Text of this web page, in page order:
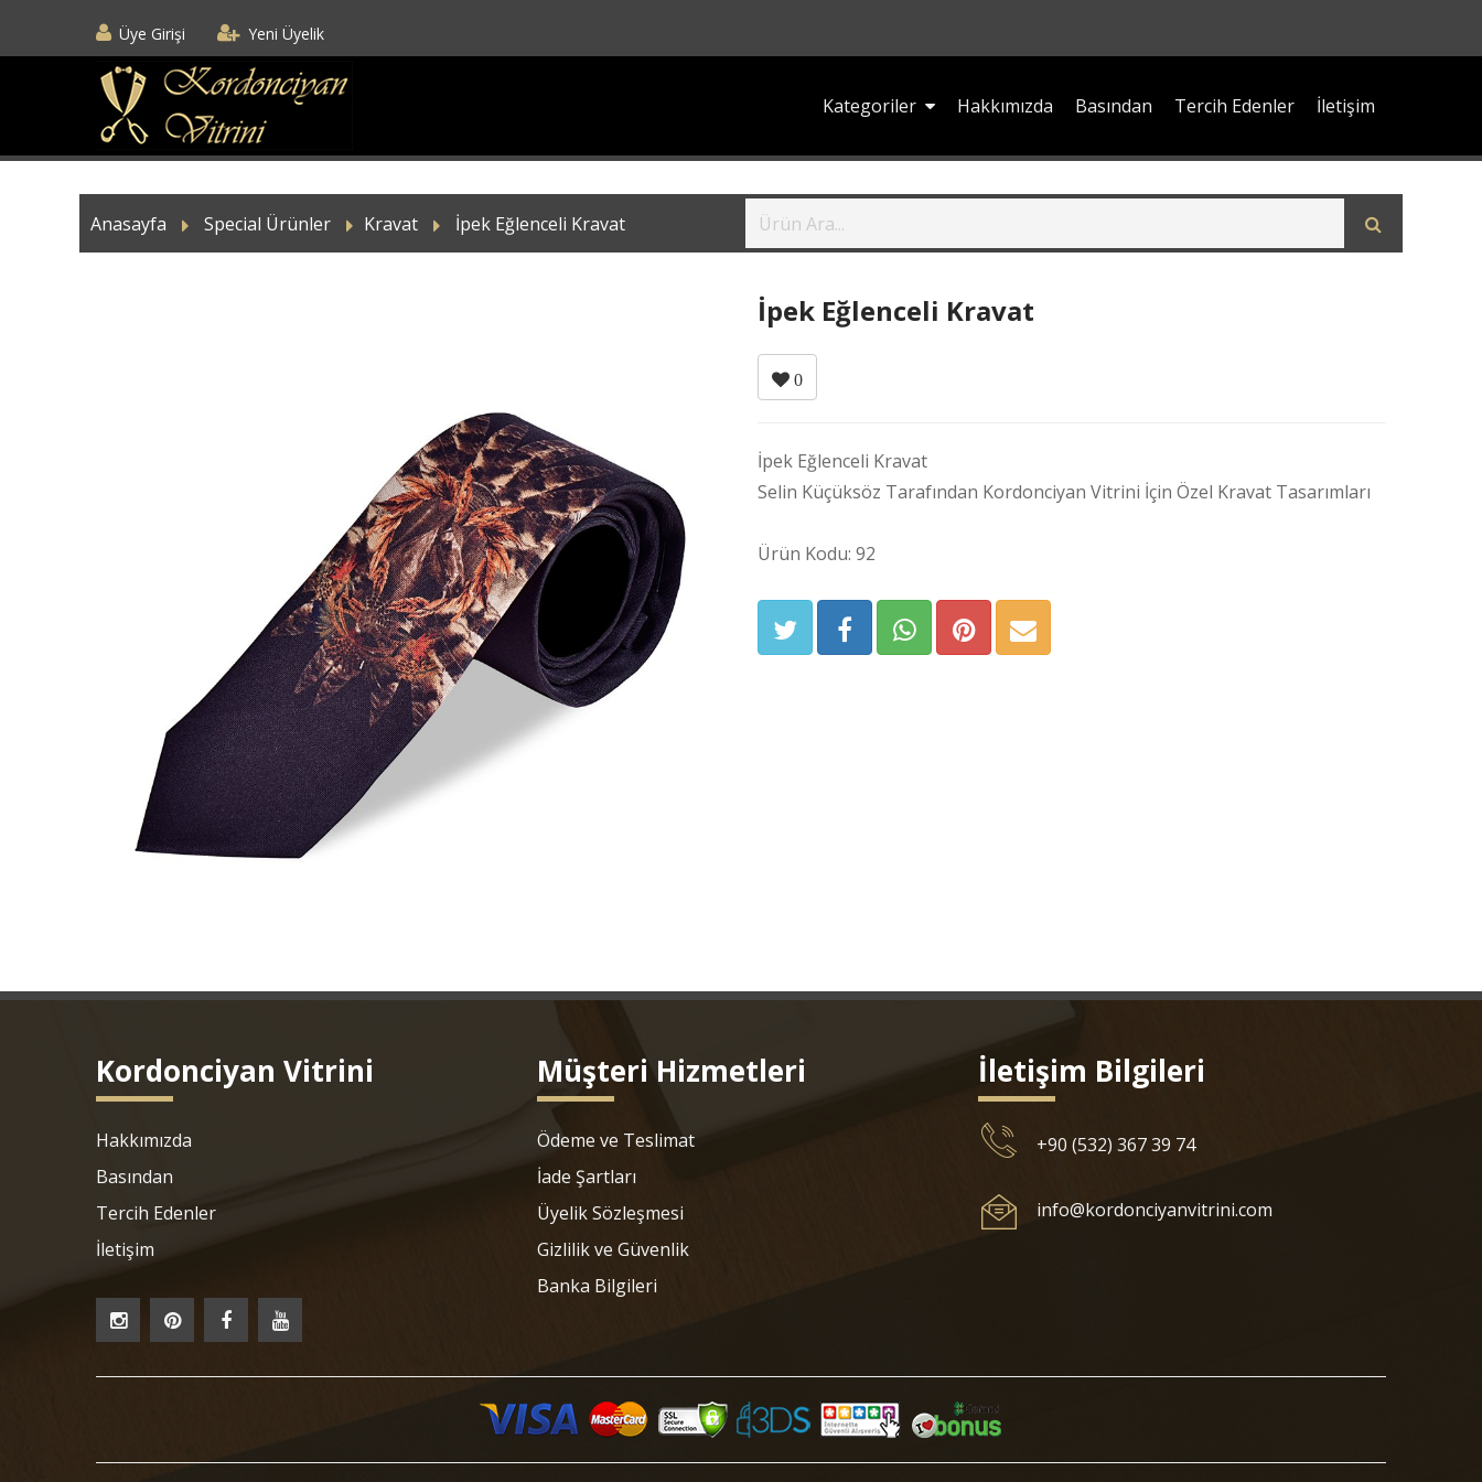
Üye Girişi Yeni Üyelik
Kategoriler Hakkımızda Basından Tercih Edenler İletişim
Anasayfa Special Ürünler Kravat İpek Eğlenceli Kravat
İpek Eğlenceli Kravat
0
İpek Eğlenceli Kravat
Selin Küçüksöz Tarafından Kordonciyan Vitrini İçin Özel Kravat Tasarımları
Ürün Kodu: 92
Kordonciyan Vitrini
Hakkımızda
Basından
Tercih Edenler
İletişim
Müşteri Hizmetleri
Ödeme ve Teslimat
İade Şartları
Üyelik Sözleşmesi
Gizlilik ve Güvenlik
Banka Bilgileri
İletişim Bilgileri
+90 (532) 367 39 74
info@kordonciyanvitrini.com